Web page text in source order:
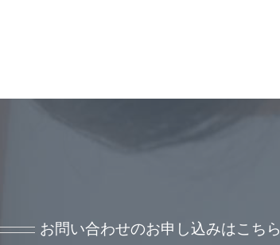
お問い合わせのお申し込みはこちら